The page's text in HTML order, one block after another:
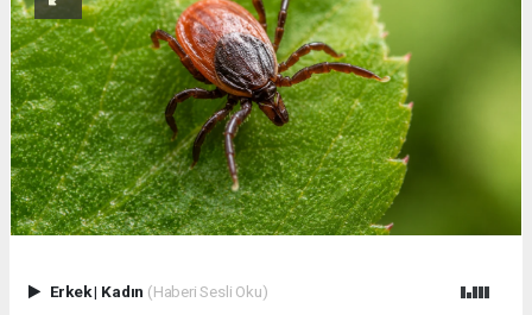
Erkek| Kadın (Haberi Sesli Oku)